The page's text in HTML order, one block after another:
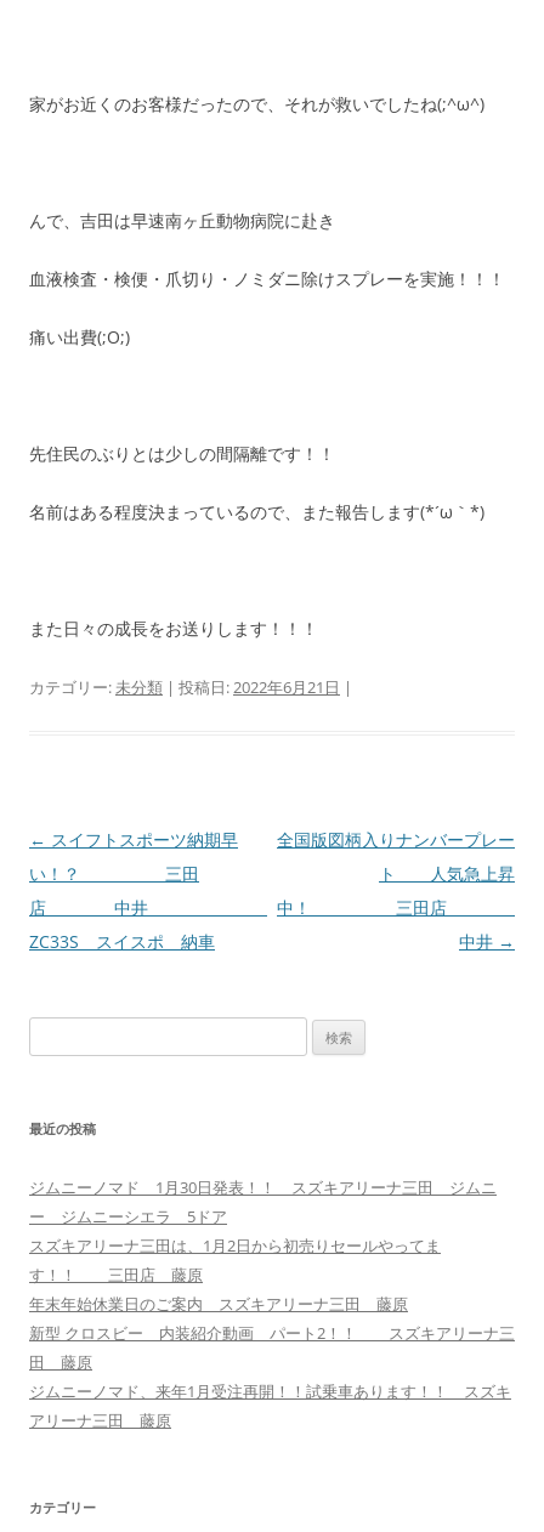
家がお近くのお客様だったので、それが救いでしたね(;^ω^)
んで、吉田は早速南ヶ丘動物病院に赴き
血液検査・検便・爪切り・ノミダニ除けスプレーを実施！！！
痛い出費(;O;)
先住民のぶりとは少しの間隔離です！！
名前はある程度決まっているので、また報告します(*´ω｀*)
また日々の成長をお送りします！！！
カテゴリー:未分類 | 投稿日:2022年6月21日 |
投
稿
ナ
ビ
← スイフトスポーツ納期早
い！？ 三田
店 中井
ZC33S スイスポ 納車
全国版図柄入りナンバープレー
ト 人気急上昇
中！ 三田店
中井 →
索:
最近の投稿
ジムニーノマド 1月30日発表！！ スズキアリーナ三田 ジムニ
ー ジムニーシエラ 5ドア
スズキアリーナ三田は、1月2日から初売りセールやってま
す！！ 三田店 藤原
年末年始休業日のご案内 スズキアリーナ三田 藤原
新型 クロスビー 内装紹介動画 パート2！！ スズキアリーナ三
田 藤原
ジムニーノマド、来年1月受注再開！！試乗車あります！！ スズキ
アリーナ三田 藤原
カテゴリー